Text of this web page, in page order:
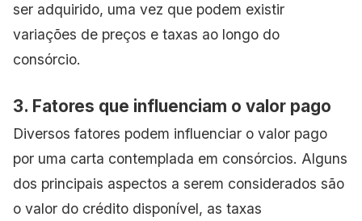
ser adquirido, uma vez que podem existir
variações de preços e taxas ao longo do
consórcio.
3. Fatores que influenciam o valor pago
Diversos fatores podem influenciar o valor pago
por uma carta contemplada em consórcios. Alguns
dos principais aspectos a serem considerados são
o valor do crédito disponível, as taxas